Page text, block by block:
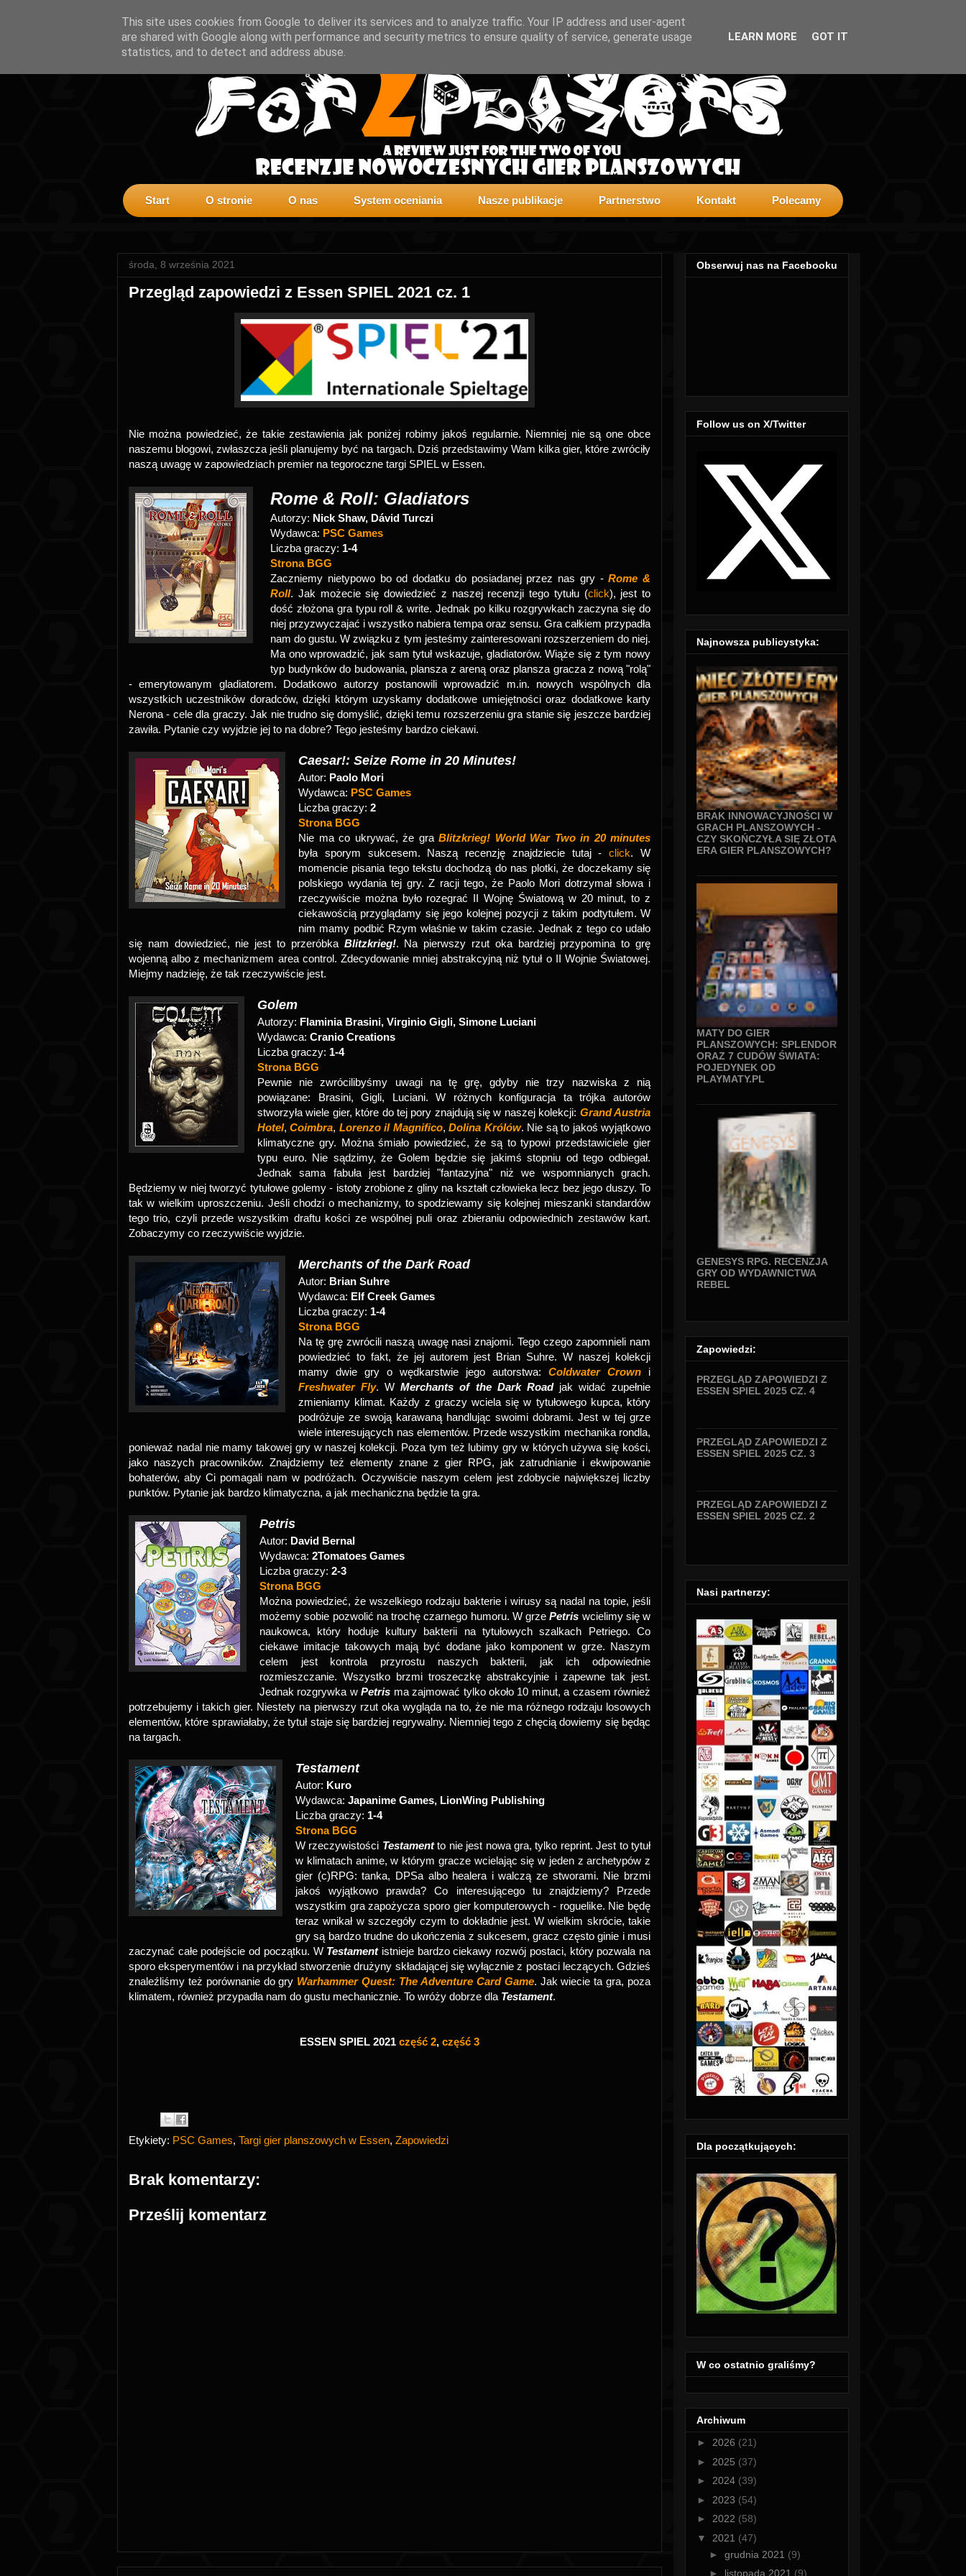
Start O stronie O nas System oceniania Nasze publikacje Partnerstwo Kontakt Polecamy
środa, 8 września 2021
Przegląd zapowiedzi z Essen SPIEL 2021 cz. 1
Nie można powiedzieć, że takie zestawienia jak poniżej robimy jakoś regularnie. Niemniej nie są one obce
naszemu blogowi, zwłaszcza jeśli planujemy być na targach. Dziś przedstawimy Wam kilka gier, które zwróciły
naszą uwagę w zapowiedziach premier na tegoroczne targi SPIEL w Essen.
Rome & Roll: Gladiators
Autorzy: Nick Shaw, Dávid Turczi
Wydawca: PSC Games
Liczba graczy: 1-4
Strona BGG
Zaczniemy nietypowo bo od dodatku do posiadanej przez nas gry -Rome &
Roll. Jak możecie się dowiedzieć z naszej recenzji tego tytułu (click), jest to
dość złożona gra typu roll & write. Jednak po kilku rozgrywkach zaczyna się do
niej przyzwyczajać i wszystko nabiera tempa oraz sensu. Gra całkiem przypadła
nam do gustu. W związku z tym jesteśmy zainteresowani rozszerzeniem do niej.
Ma ono wprowadzić, jak sam tytuł wskazuje, gladiatorów. Wiąże się z tym nowy
typ budynków do budowania, plansza z areną oraz plansza gracza z nową "rolą"
- emerytowanym gladiatorem. Dodatkowo autorzy postanowili wprowadzić m.in. nowych wspólnych dla
wszystkich uczestników doradców, dzięki którym uzyskamy dodatkowe umiejętności oraz dodatkowe karty
Nerona - cele dla graczy. Jak nie trudno się domyślić, dzięki temu rozszerzeniu gra stanie się jeszcze bardziej
zawiła. Pytanie czy wyjdzie jej to na dobre? Tego jesteśmy bardzo ciekawi.
Caesar!: Seize Rome in 20 Minutes!
Autor: Paolo Mori
Wydawca: PSC Games
Liczba graczy: 2
Strona BGG
Nie ma co ukrywać, że gra Blitzkrieg! World War Two in 20 minutes
była sporym sukcesem. Naszą recenzję znajdziecie tutaj -click. W
momencie pisania tego tekstu dochodzą do nas plotki, że doczekamy się
polskiego wydania tej gry. Z racji tego, że Paolo Mori dotrzymał słowa i
rzeczywiście można było rozegrać II Wojnę Światową w 20 minut, to z
ciekawością przyglądamy się jego kolejnej pozycji z takim podtytułem. W
nim mamy podbić Rzym właśnie w takim czasie. Jednak z tego co udało
się nam dowiedzieć, nie jest to przeróbka Blitzkrieg!. Na pierwszy rzut oka bardziej przypomina to grę
wojenną albo z mechanizmem area control. Zdecydowanie mniej abstrakcyjną niż tytuł o II Wojnie Światowej.
Miejmy nadzieję, że tak rzeczywiście jest.
Golem
Autorzy: Flaminia Brasini, Virginio Gigli, Simone Luciani
Wydawca: Cranio Creations
Liczba graczy: 1-4
Strona BGG
Pewnie nie zwrócilibyśmy uwagi na tę grę, gdyby nie trzy nazwiska z nią
powiązane: Brasini, Gigli, Luciani. W różnych konfiguracja ta trójka autorów
stworzyła wiele gier, które do tej pory znajdują się w naszej kolekcji: Grand Austria
Hotel,Coimbra, Lorenzo il Magnifico,Dolina Królów. Nie są to jakoś wyjątkowo
klimatyczne gry. Można śmiało powiedzieć, że są to typowi przedstawiciele gier
typu euro. Nie sądzimy, że Golem będzie się jakimś stopniu od tego odbiegał.
Jednak sama fabuła jest bardziej "fantazyjna" niż we wspomnianych grach.
Będziemy w niej tworzyć tytułowe golemy - istoty zrobione z gliny na kształt człowieka lecz bez jego duszy. To
tak w wielkim uproszczeniu. Jeśli chodzi o mechanizmy, to spodziewamy się kolejnej mieszanki standardów
tego trio, czyli przede wszystkim draftu kości ze wspólnej puli oraz zbieraniu odpowiednich zestawów kart.
Zobaczymy co rzeczywiście wyjdzie.
Merchants of the Dark Road
Autor: Brian Suhre
Wydawca: Elf Creek Games
Liczba graczy: 1-4
Strona BGG
Na tę grę zwrócili naszą uwagę nasi znajomi. Tego czego zapomnieli nam
powiedzieć to fakt, że jej autorem jest Brian Suhre. W naszej kolekcji
mamy dwie gry o wędkarstwie jego autorstwa: Coldwater Crown i
Freshwater Fly. WMerchants of the Dark Roadjak widać zupełnie
zmieniamy klimat. Każdy z graczy wciela się w tytułowego kupca, który
podróżuje ze swoją karawaną handlując swoimi dobrami. Jest w tej grze
wiele interesujących nas elementów. Przede wszystkim mechanika rondla,
ponieważ nadal nie mamy takowej gry w naszej kolekcji. Poza tym też lubimy gry w których używa się kości,
jako naszych pracowników. Znajdziemy też elementy znane z gier RPG, jak zatrudnianie i ekwipowanie
bohaterów, aby Ci pomagali nam w podróżach. Oczywiście naszym celem jest zdobycie największej liczby
punktów. Pytanie jak bardzo klimatyczna, a jak mechaniczna będzie ta gra.
Petris
Autor: David Bernal
Wydawca: 2Tomatoes Games
Liczba graczy: 2-3
Strona BGG
Można powiedzieć, że wszelkiego rodzaju bakterie i wirusy są nadal na topie, jeśli
możemy sobie pozwolić na trochę czarnego humoru. W grzePetris wcielimy się w
naukowca, który hoduje kultury bakterii na tytułowych szalkach Petriego. Co
ciekawe imitacje takowych mają być dodane jako komponent w grze. Naszym
celem jest kontrola przyrostu naszych bakterii, jak ich odpowiednie
rozmieszczanie. Wszystko brzmi troszeczkę abstrakcyjnie i zapewne tak jest.
Jednak rozgrywka wPetris ma zajmować tylko około 10 minut, a czasem również
potrzebujemy i takich gier. Niestety na pierwszy rzut oka wygląda na to, że nie ma różnego rodzaju losowych
elementów, które sprawiałaby, że tytuł staje się bardziej regrywalny. Niemniej tego z chęcią dowiemy się będąc
na targach.
Testament
Autor: Kuro
Wydawca: Japanime Games, LionWing Publishing
Liczba graczy: 1-4
Strona BGG
W rzeczywistości Testamentto nie jest nowa gra, tylko reprint. Jest to tytuł
w klimatach anime, w którym gracze wcielając się w jeden z archetypów z
gier (c)RPG: tanka, DPSa albo healera i walczą ze stworami. Nie brzmi
jakoś wyjątkowo prawda? Co interesującego tu znajdziemy? Przede
wszystkim gra zapożycza sporo gier komputerowych - roguelike. Nie będę
teraz wnikał w szczegóły czym to dokładnie jest. W wielkim skrócie, takie
gry są bardzo trudne do ukończenia z sukcesem, gracz często ginie i musi
zaczynać całe podejście od początku. W Testament istnieje bardzo ciekawy rozwój postaci, który pozwala na
sporo eksperymentów i na przykład stworzenie drużyny składającej się wyłącznie z postaci leczących. Gdzieś
znaleźliśmy też porównanie do gry Warhammer Quest: The Adventure Card Game. Jak wiecie ta gra, poza
klimatem, również przypadła nam do gustu mechanicznie. To wróży dobrze dla Testament.
ESSEN SPIEL 2021 część 2, część 3
Etykiety: PSC Games, Targi gier planszowych w Essen, Zapowiedzi
Brak komentarzy:
Prześlij komentarz
Obserwuj nas na Facebooku
Follow us on X/Twitter
Najnowsza publicystyka:
BRAK INNOWACYJNOŚCI W
GRACH PLANSZOWYCH -
CZY SKOŃCZYŁA SIĘ ZŁOTA
ERA GIER PLANSZOWYCH?
MATY DO GIER
PLANSZOWYCH: SPLENDOR
ORAZ 7 CUDÓW ŚWIATA:
POJEDYNEK OD
PLAYMATY.PL
GENESYS RPG. RECENZJA
GRY OD WYDAWNICTWA
REBEL
Zapowiedzi:
PRZEGLĄD ZAPOWIEDZI Z
ESSEN SPIEL 2025 CZ. 4
PRZEGLĄD ZAPOWIEDZI Z
ESSEN SPIEL 2025 CZ. 3
PRZEGLĄD ZAPOWIEDZI Z
ESSEN SPIEL 2025 CZ. 2
Nasi partnerzy:
Dla początkujących:
W co ostatnio graliśmy?
Archiwum
► 2026 (21)
► 2025 (37)
► 2024 (39)
► 2023 (54)
► 2022 (58)
▼ 2021 (47)
► grudnia 2021 (9)
► listopada 2021 (9)
This site uses cookies from Google to deliver its services and to analyze traffic. Your IP address and user-agent
are shared with Google along with performance and security metrics to ensure quality of service, generate usage
statistics, and to detect and address abuse.
LEARN MORE GOT IT